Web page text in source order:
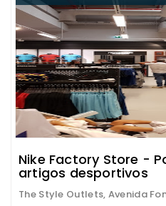
Nike Factory Store -
artigos desportivos
The Style Outlets, Avenida